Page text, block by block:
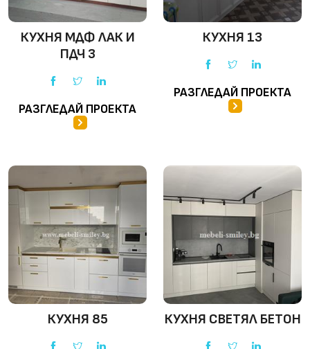
КУХНЯ МДФ ЛАК И
ПДЧ 3
РАЗГЛЕДАЙ ПРОЕКТА
КУХНЯ 13
РАЗГЛЕДАЙ ПРОЕКТА
КУХНЯ 85 КУХНЯ СВЕТЯЛ БЕТОН